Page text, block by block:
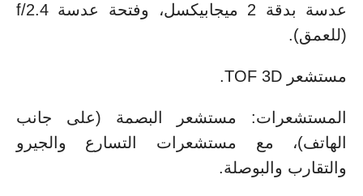
عدسة بدقة 2 ميجابيكسل، وفتحة عدسة f/2.4
(للعمق).
مستشعر TOF 3D.
المستشعرات: مستشعر البصمة (على جانب
الهاتف)، مع مستشعرات التسارع والجيرو
والتقارب والبوصلة.